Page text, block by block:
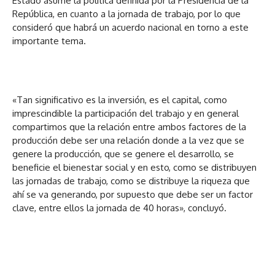
República, en cuanto a la jornada de trabajo, por lo que
consideró que habrá un acuerdo nacional en torno a este
importante tema.
«Tan significativo es la inversión, es el capital, como
imprescindible la participación del trabajo y en general
compartimos que la relación entre ambos factores de la
producción debe ser una relación donde a la vez que se
genere la producción, que se genere el desarrollo, se
beneficie el bienestar social y en esto, como se distribuyen
las jornadas de trabajo, como se distribuye la riqueza que
ahí se va generando, por supuesto que debe ser un factor
clave, entre ellos la jornada de 40 horas», concluyó.